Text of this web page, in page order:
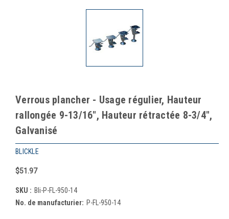
Verrous plancher - Usage régulier, Hauteur
rallongée 9-13/16", Hauteur rétractée 8-3/4",
Galvanisé
BLICKLE
$51.97
SKU : Bli-P-FL-950-14
No. de manufacturier: P-FL-950-14